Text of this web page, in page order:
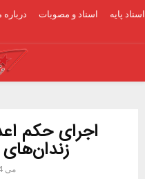
اسناد پایه اسناد و مصوبات درباره
PRIMARY
اجرای حکم
می 14, 2026